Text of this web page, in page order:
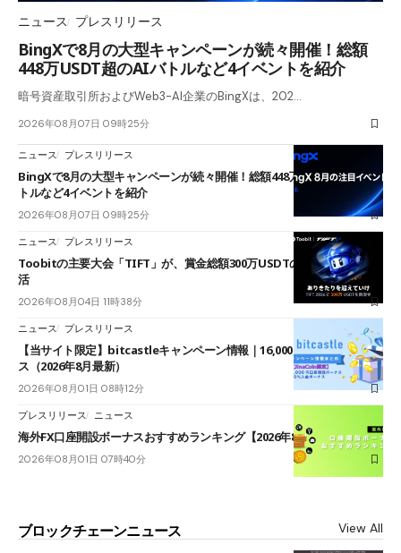
ニュース プレスリリース
BingXで8月の大型キャンペーンが続々開催！総額
448万USDT超のAIバトルなど4イベントを紹介
暗号資産取引所およびWeb3-AI企業のBingXは、202…
2026年08月07日 09時25分
ニュース プレスリリース
BingXで8月の大型キャンペーンが続々開催！総額448万USDT超のAIバ
トルなど4イベントを紹介
2026年08月07日 09時25分
ニュース プレスリリース
Toobitの主要大会「TIFT」が、賞金総額300万USDTのレースとして復
活
2026年08月04日 11時38分
ニュース プレスリリース
【当サイト限定】bitcastleキャンペーン情報｜16,000円口座開設ボーナ
ス（2026年8月最新）
2026年08月01日 08時12分
プレスリリース ニュース
海外FX口座開設ボーナスおすすめランキング【2026年8月最新】
2026年08月01日 07時40分
ブロックチェーンニュース View All